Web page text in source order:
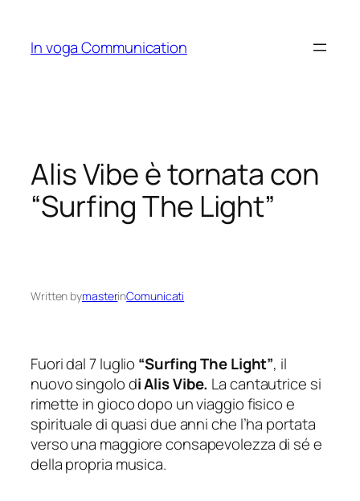
content
In voga Communication
Alis Vibe è tornata con
“Surfing The Light”
Written bymasterinComunicati
Fuori dal 7 luglio “Surfing The Light”, il
nuovo singolo di Alis Vibe. La cantautrice si
rimette in gioco dopo un viaggio fisico e
spirituale di quasi due anni che l’ha portata
verso una maggiore consapevolezza di sé e
della propria musica.